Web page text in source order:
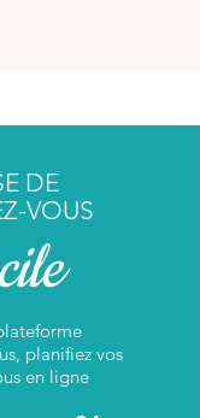
DE
VOUS
planifiez vos
en ligne